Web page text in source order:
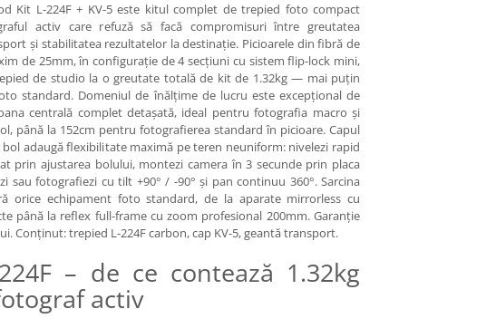
Kit L-224F + KV-5 este kitul complet de trepied foto compact
activ care refuză să facă compromisuri între greutatea
și stabilitatea rezultatelor la destinație. Picioarele din fibră de
de 25mm, în configurație de 4 secțiuni cu sistem flip-lock mini,
de studio la o greutate totală de kit de 1.32kg — mai puțin
standard. Domeniul de înălțime de lucru este excepțional de
centrală complet detașată, ideal pentru fotografia macro și
până la 152cm pentru fotografierea standard în picioare. Capul
adaugă flexibilitate maximă pe teren neuniform: nivelezi rapid
prin ajustarea bolului, montezi camera în 3 secunde prin placa
sau fotografiezi cu tilt +90° / -90° și pan continuu 360°. Sarcina
orice echipament foto standard, de la aparate mirrorless cu
până la reflex full-frame cu zoom profesional 200mm. Garanție
Conținut: trepied L-224F carbon, cap KV-5, geantă transport.
– de ce contează 1.32kg
activ